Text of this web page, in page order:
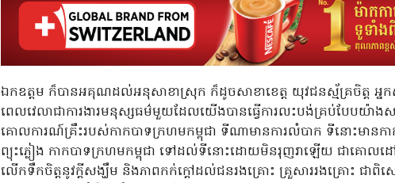
ឯកឧត្តម ក៏បានអគុណដល់អនុសាខាស្រុក ក៏ដូចសាខាខេត្ត យុវជនស្ម័គ្រចិត្ត អ្ន
ពេលវេលាជាការងារមនុស្សធម៌មួយដែលយើងបានធ្វើការលះបង់គ្រប់បែបយ៉ាងស
គោលការណ៍គ្រឹះរបស់កាកបាទក្រហមកម្ពុជា ទីណាមានការលំបាក ទីនោះមានក
ព្យុះភ្លៀង កាកបាទក្រហមកម្ពុជា ទៅដល់ទីនោះដោយមិនរុញរាឡើយ ជាគោល
លើកទឹកចិត្តនូវក្តីសង្ឃឹម និងភាពកក់ក្តៅដល់ជនរងគ្រោះ គ្រួសាររងគ្រោះ ជាពិ